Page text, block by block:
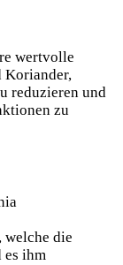
wertvolle
Koriander,
reduzieren und
zu
welche die
es ihm